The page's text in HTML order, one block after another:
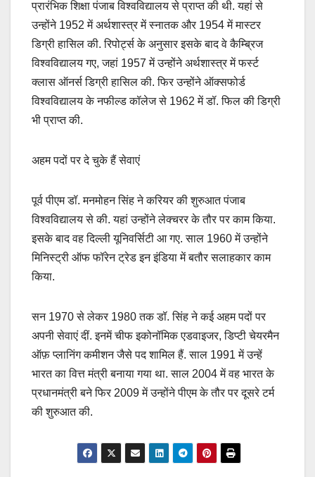
प्रारंभिक शिक्षा पंजाब विश्वविद्यालय से प्राप्त की थी. यहां से
उन्होंने 1952 में अर्थशास्त्र में स्नातक और 1954 में मास्टर
डिग्री हासिल की. रिपोर्ट्स के अनुसार इसके बाद वे कैम्ब्रिज
विश्वविद्यालय गए, जहां 1957 में उन्होंने अर्थशास्त्र में फर्स्ट
क्लास ऑनर्स डिग्री हासिल की. फिर उन्होंने ऑक्सफोर्ड
विश्वविद्यालय के नफील्ड कॉलेज से 1962 में डॉ. फिल की डिग्री
भी प्राप्त की.
अहम पदों पर दे चुके हैं सेवाएं
पूर्व पीएम डॉ. मनमोहन सिंह ने करियर की शुरुआत पंजाब
विश्वविद्यालय से की. यहां उन्होंने लेक्चरर के तौर पर काम किया.
इसके बाद वह दिल्ली यूनिवर्सिटी आ गए. साल 1960 में उन्होंने
मिनिस्ट्री ऑफ फॉरेन ट्रेड इन इंडिया में बतौर सलाहकार काम
किया.
सन 1970 से लेकर 1980 तक डॉ. सिंह ने कई अहम पदों पर
अपनी सेवाएं दीं. इनमें चीफ इकोनॉमिक एडवाइजर, डिप्टी चेयरमैन
ऑफ़ प्लानिंग कमीशन जैसे पद शामिल हैं. साल 1991 में उन्हें
भारत का वित्त मंत्री बनाया गया था. साल 2004 में वह भारत के
प्रधानमंत्री बने फिर 2009 में उन्होंने पीएम के तौर पर दूसरे टर्म
की शुरुआत की.